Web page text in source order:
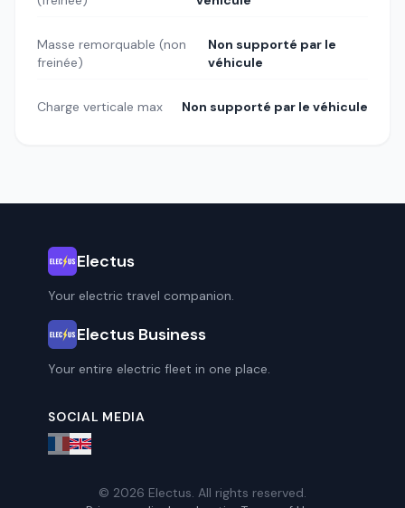
Masse remorquable (non
freinée)
Non supporté par le
véhicule
Charge verticale max Non supporté par le véhicule
Electus
Your electric travel companion.
Electus Business
Your entire electric fleet in one place.
SOCIAL MEDIA
© 2026 Electus. All rights reserved.